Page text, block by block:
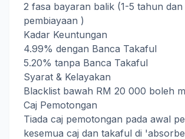
2 fasa bayaran balik (1-5 tahun
pembiayaan )
Kadar Keuntungan
4.99% dengan Banca Takaful
5.20% tanpa Banca Takaful
Syarat & Kelayakan
Blacklist bawah RM 20 000 boleh
Caj Pemotongan
Tiada caj pemotongan pada awal
kesemua caj dan takaful di